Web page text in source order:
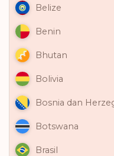
Belize
Benin
Bhutan
Bolivia
Bosnia dan
Botswana
Brasil